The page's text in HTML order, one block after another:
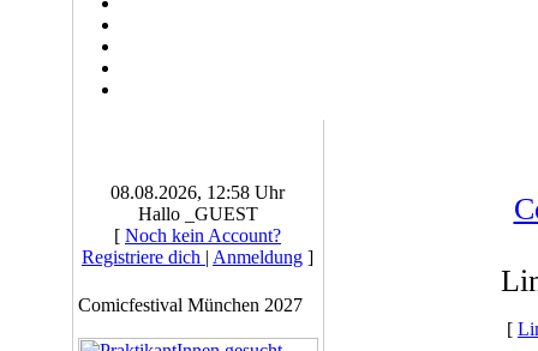
08.08.2026, 12:58 Uhr
Hallo _GUEST
[ Noch kein Account?
Registriere dich | Anmeldung ]
Comicfestival München 2027
[